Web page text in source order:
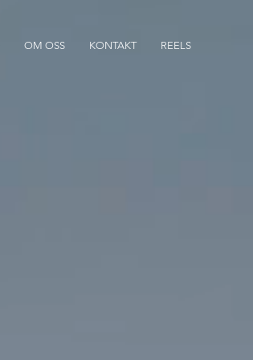
OM OSS KONTAKT REELS